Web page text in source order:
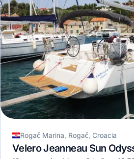
Rogač Marina, Rogač, Croacia
Velero Jeanneau Sun